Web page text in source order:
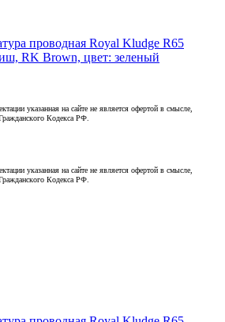
проводная Royal Kludge R65
RK Brown, цвет: зеленый
указанная на сайте не является офертой в смысле,
Кодекса РФ.
указанная на сайте не является офертой в смысле,
Кодекса РФ.